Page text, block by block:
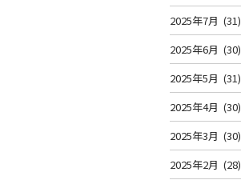
2025年7月 (31)
2025年6月 (30)
2025年5月 (31)
2025年4月 (30)
2025年3月 (30)
2025年2月 (28)